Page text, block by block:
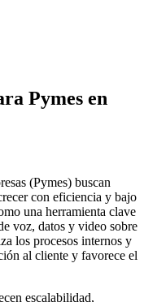
Pymes en
(Pymes) buscan
con eficiencia y bajo
una herramienta clave
voz, datos y video sobre
los procesos internos y
al cliente y favorece el
escalabilidad,